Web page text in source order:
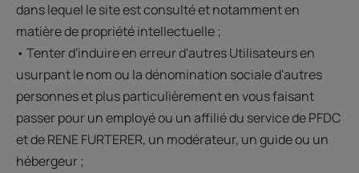
dans lequel le site est consulté et notamment en
matière de propriété intellectuelle ;
• Tenter d'induire en erreur d'autres Utilisateurs en
usurpant le nom ou la dénomination sociale d'autres
personnes et plus particulièrement en vous faisant
passer pour un employé ou un affilié du service de PFDC
et de RENE FURTERER, un modérateur, un guide ou un
hébergeur ;